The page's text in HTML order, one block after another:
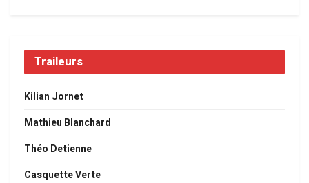
Traileurs
Kilian Jornet
Mathieu Blanchard
Théo Detienne
Casquette Verte